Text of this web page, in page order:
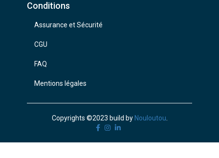
Conditions
Assurance et Sécurité
CGU
FAQ
Mentions légales
Copyrights ©2023 build by Nouloutou